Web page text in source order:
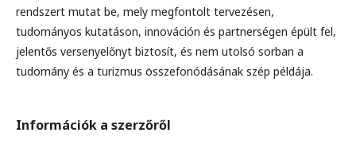
rendszert mutat be, mely megfontolt tervezésen,
tudományos kutatáson, innováción és partnerségen épült fel,
jelentős versenyelőnyt biztosít, és nem utolsó sorban a
tudomány és a turizmus összefonódásának szép példája.
Információk a szerzőről